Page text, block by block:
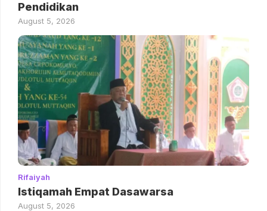
Pendidikan
August 5, 2026
Rifaiyah
Istiqamah Empat Dasawarsa
August 5, 2026